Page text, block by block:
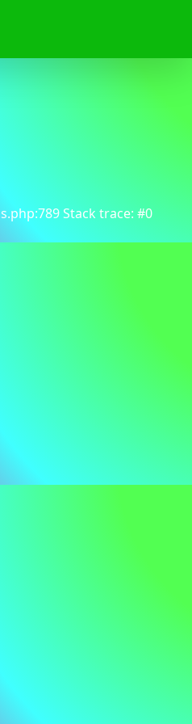
Stack trace: #0